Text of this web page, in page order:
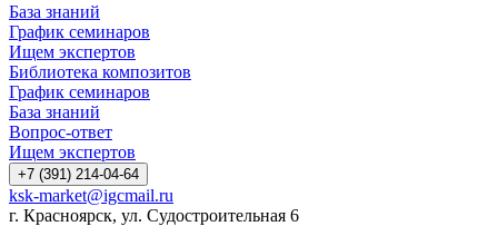
База знаний
График семинаров
Ищем экспертов
Библиотека композитов
График семинаров
База знаний
Вопрос-ответ
Ищем экспертов
+7 (391) 214-04-64
ksk-market@igcmail.ru
г. Красноярск, ул. Судостроительная 6